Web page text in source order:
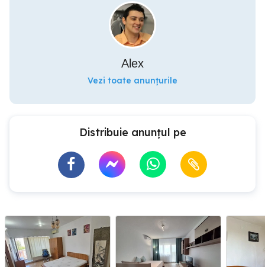
Alex
Vezi toate anunțurile
Distribuie anunțul pe